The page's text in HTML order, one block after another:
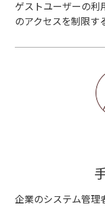
ゲストユーザーの利
のアクセスを制限す
企業のシステム管理